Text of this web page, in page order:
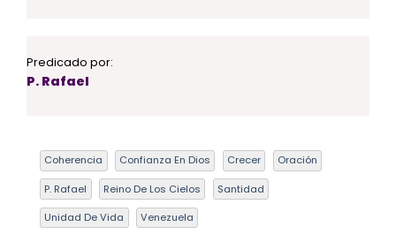
Predicado por:
P. Rafael
Coherencia Confianza En Dios Crecer Oración
P. Rafael Reino De Los Cielos Santidad
Unidad De Vida Venezuela